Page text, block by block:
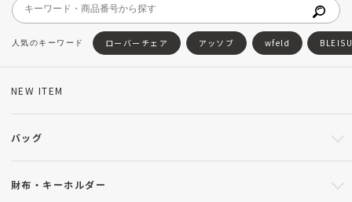
ローバーチェア アッソブ wfeld
NEW ITEM
バッグ
財布・キーホルダー